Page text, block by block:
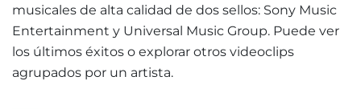
musicales de alta calidad de dos sellos: Sony Music
Entertainment y Universal Music Group. Puede ver
los últimos éxitos o explorar otros videoclips
agrupados por un artista.